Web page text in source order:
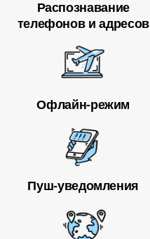
Распознавание
телефонов и адресов
Офлайн-режим
Пуш-уведомления